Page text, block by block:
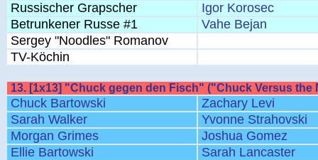
Russischer Grapscher
Igor Korosec
Betrunkener Russe #1
Vahe Bejan
Sergey "Noodles" Romanov
TV-Köchin
13. [1x13] "Chuck gegen den Fisch" ("Chuck Versus the
Chuck Bartowski
Zachary Levi
Sarah Walker
Yvonne Strahovski
Morgan Grimes
Joshua Gomez
Ellie Bartowski
Sarah Lancaster